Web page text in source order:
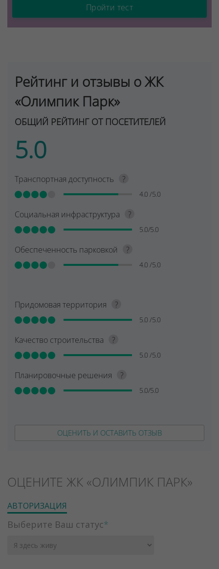
Пройти тест
Рейтинг и отзывы о ЖК
«Олимпик Парк»
ОБЩИЙ РЕЙТИНГ ОТ ПОСЕТИТЕЛЕЙ
5.0
Транспортная доступность ?
4.0 /5.0
Социальная инфраструктура ?
5.0/5.0
Обеспеченность парковкой ?
4.0 /5.0
Придомовая территория ?
5.0 /5.0
Качество строительства ?
5.0 /5.0
Планировочные решения ?
5.0/5.0
ОЦЕНИТЬ И ОСТАВИТЬ ОТЗЫВ
ОЦЕНИТЕ ЖК «ОЛИМПИК ПАРК»
АВТОРИЗАЦИЯ
Выберите Ваш статус*